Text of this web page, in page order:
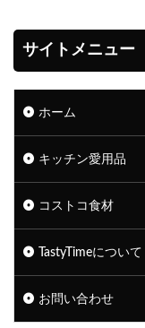
サイトメニュー
ホーム
キッチン愛用品
コストコ食材
TastyTimeについて
お問い合わせ